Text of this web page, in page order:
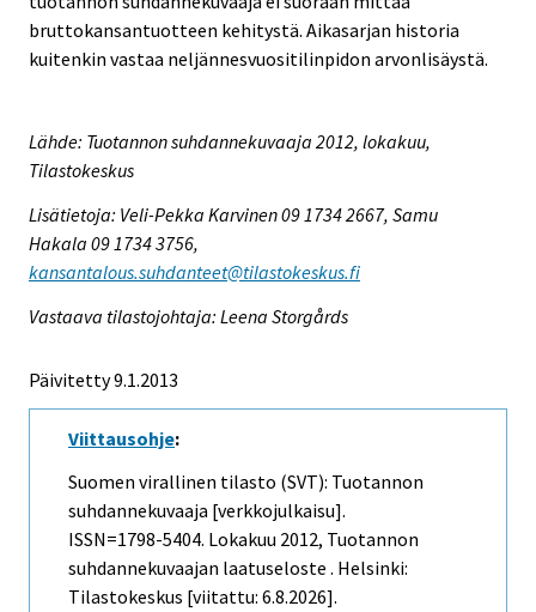
bruttokansantuotteen kehitystä. Aikasarjan historia
kuitenkin vastaa neljännesvuositilinpidon arvonlisäystä.
Lähde: Tuotannon suhdannekuvaaja 2012, lokakuu,
Tilastokeskus
Lisätietoja: Veli-Pekka Karvinen 09 1734 2667, Samu
Hakala 09 1734 3756,
kansantalous.suhdanteet@tilastokeskus.fi
Vastaava tilastojohtaja: Leena Storgårds
Päivitetty 9.1.2013
Viittausohje:
Suomen virallinen tilasto (SVT): Tuotannon
suhdannekuvaaja [verkkojulkaisu].
ISSN=1798-5404. Lokakuu 2012, Tuotannon
suhdannekuvaajan laatuseloste . Helsinki:
Tilastokeskus [viitattu: 6.8.2026].